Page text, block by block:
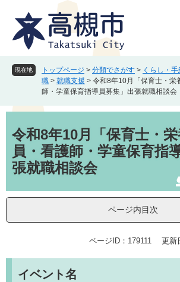
現在地 トップページ > 分類でさがす > くらし・手
職 > 就職支援 > 令和8年10月「保育士・栄
師・学童保育指導員募集」出張就職相談会
令和8年10月「保育士・
員・看護師・学童保育指
張就職相談会
ページ内目次
ページID：179111 更新
イベント名